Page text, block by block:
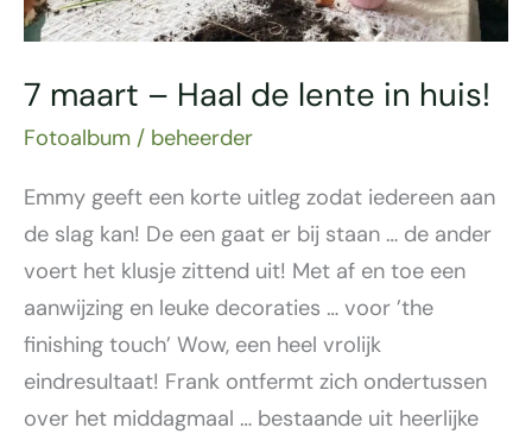
7 maart – Haal de lente in huis!
Fotoalbum / beheerder
Emmy geeft een korte uitleg zodat iedereen aan
de slag kan! De een gaat er bij staan … de ander
voert het klusje zittend uit! Met af en toe een
aanwijzing en leuke decoraties … voor ’the
finishing touch’ Wow, een heel vrolijk
eindresultaat! Frank ontfermt zich ondertussen
over het middagmaal … bestaande uit heerlijke